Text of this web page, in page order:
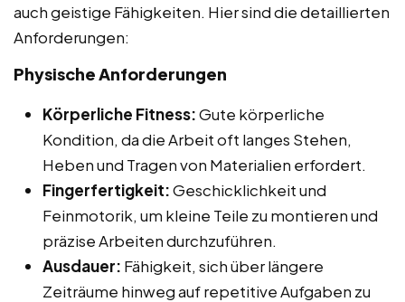
auch geistige Fähigkeiten. Hier sind die detaillierten
Anforderungen:
Physische Anforderungen
Körperliche Fitness:Gute körperliche
Kondition, da die Arbeit oft langes Stehen,
Heben und Tragen von Materialien erfordert.
Fingerfertigkeit:Geschicklichkeit und
Feinmotorik, um kleine Teile zu montieren und
präzise Arbeiten durchzuführen.
Ausdauer: Fähigkeit, sich über längere
Zeiträume hinweg auf repetitive Aufgaben zu